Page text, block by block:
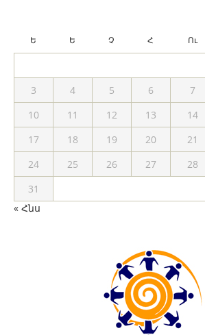
Ե Ե Չ Հ Ու
3
4 5 6 7
10
11 12 13 14
17
18 19 20 21
24
25 26 27 28
31
« Հնս